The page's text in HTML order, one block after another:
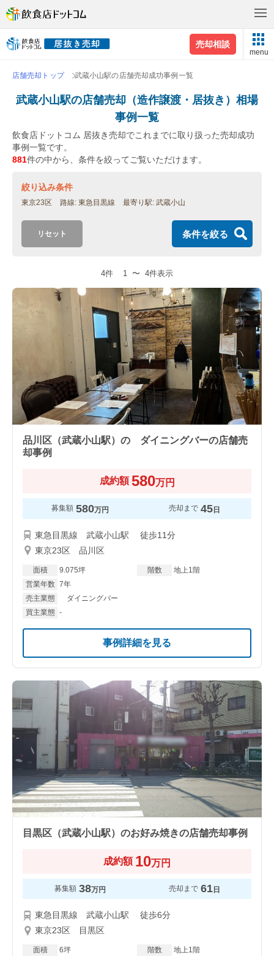
売却相談
menu
店舗売却トップ 武蔵小山駅の店舗売却成功事例一覧
武蔵小山駅の店舗売却（造作譲渡・居抜き）相場
事例一覧
飲食店ドットコム 居抜き売却でこれまでに取り扱った売却成功
事例一覧です。
881件の中から、条件を絞ってご覧いただけます。
絞り込み条件
東京23区 路線 東急目黒線 最寄り駅 武蔵小山
リセット 条件を絞る
4件 1 〜 4件表示
品川区（武蔵小山駅）の ダイニングバーの店舗売
却事例
成約額 580万円
募集額 580万円 売却まで 45日
東急目黒線 武蔵小山駅 徒歩11分
東京23区 品川区
面積 9.075坪 階数
地上1階
営業年数 7年
売主業態
ダイニングバー
買主業態 -
事例詳細を見る
目黒区（武蔵小山駅）のお好み焼きの店舗売却事例
成約額 10万円
募集額 38万円 売却まで 61日
東急目黒線 武蔵小山駅 徒歩6分
東京23区 目黒区
面積 6坪 階数
地上1階